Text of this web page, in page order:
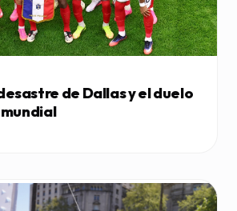
de Dallas y el duelo